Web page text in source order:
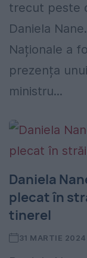
trecut peste
Daniela
Naționale a
prezența
ministru...
Daniela
plecat în
tinerel
31 MARTIE 2024